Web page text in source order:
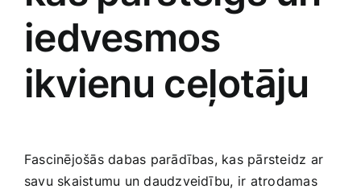
iedvesmos⁣
ikvienu ceļotāju
Fascinējošās‌ dabas‍ parādības, kas pārsteidz ar​
savu skaistumu un daudzveidību, ⁣ir atrodamas